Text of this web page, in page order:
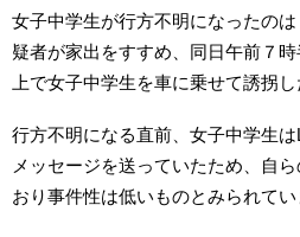
女子中学生が行方不明になったの
疑者が家出をすすめ、同日午前７
上で女子中学生を車に乗せて誘拐し
行方不明になる直前、女子中学生
メッセージを送っていたため、自
おり事件性は低いものとみられてい